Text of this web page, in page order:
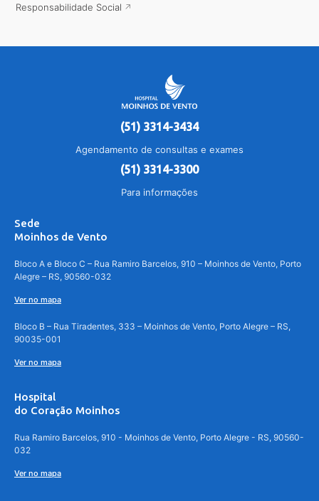
Responsabilidade Social
(51) 3314-3434
Agendamento de consultas e exames
(51) 3314-3300
Para informações
Sede
Moinhos de Vento
Bloco A e Bloco C – Rua Ramiro Barcelos, 910 – Moinhos de Vento, Porto
Alegre – RS, 90560-032
Ver no mapa
Bloco B – Rua Tiradentes, 333 – Moinhos de Vento, Porto Alegre – RS,
90035-001
Ver no mapa
Hospital
do Coração Moinhos
Rua Ramiro Barcelos, 910 - Moinhos de Vento, Porto Alegre - RS, 90560-
032
Ver no mapa